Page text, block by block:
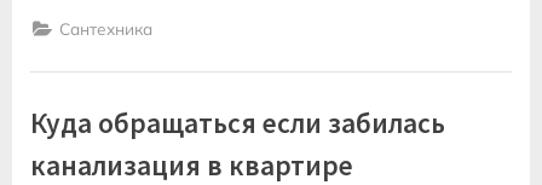
Сантехника
Куда обращаться если забилась
канализация в квартире